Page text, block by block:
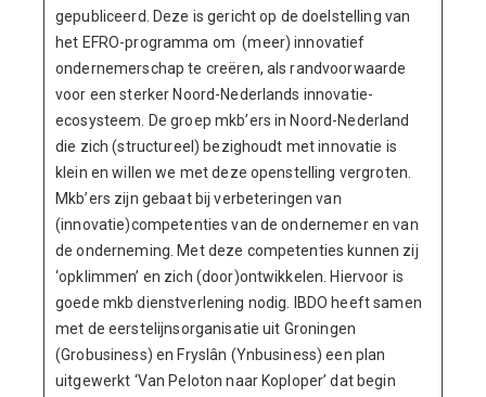
gepubliceerd. Deze is gericht op de doelstelling van
het EFRO-programma om (meer) innovatief
ondernemerschap te creëren, als randvoorwaarde
voor een sterker Noord-Nederlands innovatie-
ecosysteem. De groep mkb’ers in Noord-Nederland
die zich (structureel) bezighoudt met innovatie is
klein en willen we met deze openstelling vergroten.
Mkb’ers zijn gebaat bij verbeteringen van
(innovatie)competenties van de ondernemer en van
de onderneming. Met deze competenties kunnen zij
‘opklimmen’ en zich (door)ontwikkelen. Hiervoor is
goede mkb dienstverlening nodig. IBDO heeft samen
met de eerstelijnsorganisatie uit Groningen
(Grobusiness) en Fryslân (Ynbusiness) een plan
uitgewerkt ‘Van Peloton naar Koploper’ dat begin